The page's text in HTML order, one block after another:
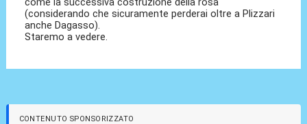
(considerando che sicuramente perderai oltre a Plizzari
anche Dagasso).
Staremo a vedere.
CONTENUTO SPONSORIZZATO